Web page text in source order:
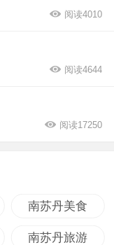
阅读4010
阅读4644
阅读17250
南苏丹美食
南苏丹旅游